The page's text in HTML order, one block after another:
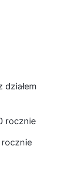
działem
rocznie
rocznie